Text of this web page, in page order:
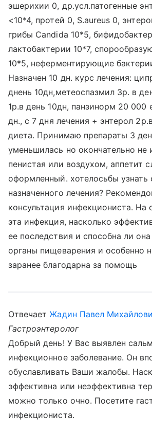
эшерихии 0, др.усл.патогенные
<10*4, протей 0, S.aureus 0,
грибы Candida 10*5,
лактобактерии 10*7,
10*5, неферментирующие
Назначен 10 дн. курс лечения:
днень 10дн,метеоспазмил 3р. в
1р.в день 10дн, панзинорм 20 000
дн., с 7 дня лечения + энтерол
диета. Принимаю препараты 3
уменьшилась но окончательно не
пенистая или воздухом, аппетит
оформленный. хотелосьбы узнать
назначенного лечения?
консультация инфекциониста. На
эта инфекция, насколько
ее последствия и способна ли
органы пищеварения и особенно
заранее благодарна за помощь
ОтвечаетЖадин Павел
Гастроэнтеролог
Добрый день! У Вас выявлен
инфекционное заболевание. Он
обуславливать Ваши жалобы.
эффективна или неэффективна
можно только очно. Посетите
инфекциониста.